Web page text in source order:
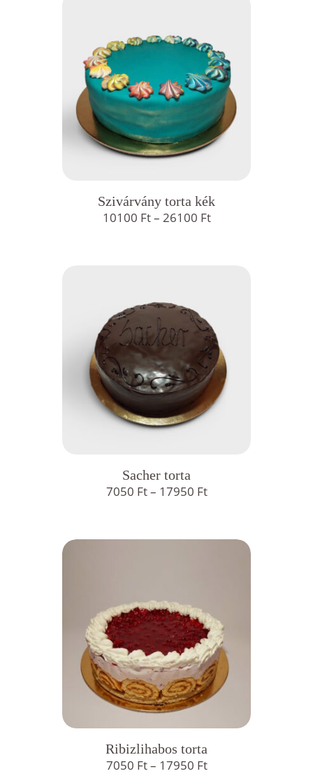
Szivárvány torta kék
10100 Ft– 26100 FtÁrtartomány:
Sacher torta
7050 Ft– 17950 FtÁrtartomány:
Ribizlihabos torta
7050 Ft– 17950 FtÁrtartomány: